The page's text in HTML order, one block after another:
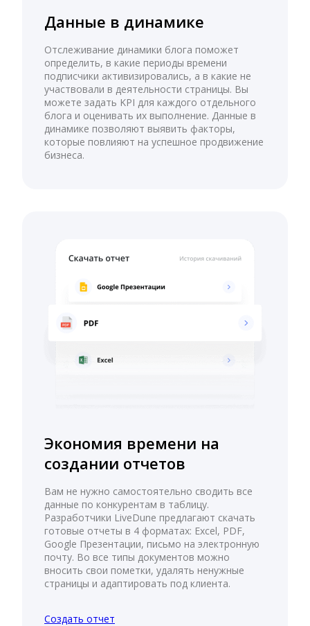
Данные в динамике
Отслеживание динамики блога поможет
определить, в какие периоды времени
подписчики активизировались, а в какие не
участвовали в деятельности страницы. Вы
можете задать KPI для каждого отдельного
блога и оценивать их выполнение. Данные в
динамике позволяют выявить факторы,
которые повлияют на успешное продвижение
бизнеса.
Экономия времени на
создании отчетов
Вам не нужно самостоятельно сводить все
данные по конкурентам в таблицу.
Разработчики LiveDune предлагают скачать
готовые отчеты в 4 форматах: Excel, PDF,
Google Презентации, письмо на электронную
почту. Во все типы документов можно
вносить свои пометки, удалять ненужные
страницы и адаптировать под клиента.
Создать отчет